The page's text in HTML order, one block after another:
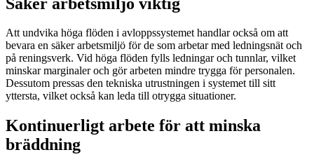
Att undvika höga flöden i avloppssystemet handlar också om att
bevara en säker arbetsmiljö för de som arbetar med ledningsnät och
på reningsverk. Vid höga flöden fylls ledningar och tunnlar, vilket
minskar marginaler och gör arbeten mindre trygga för personalen.
Dessutom pressas den tekniska utrustningen i systemet till sitt
yttersta, vilket också kan leda till otrygga situationer.
Kontinuerligt arbete för att minska
bräddning